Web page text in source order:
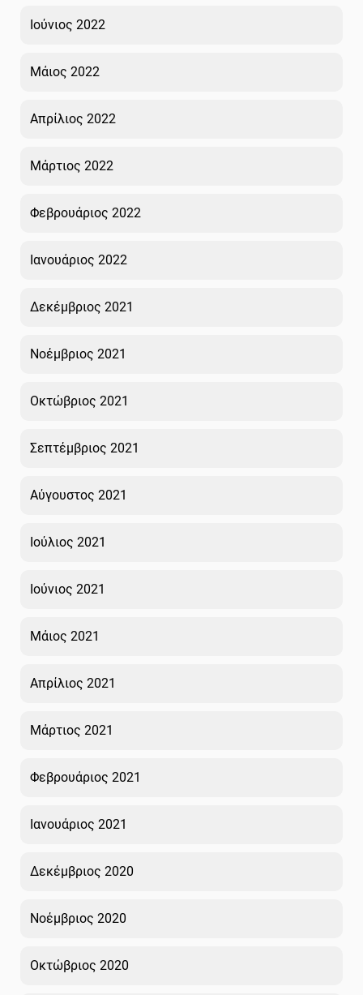
Ιούνιος 2022
Μάιος 2022
Απρίλιος 2022
Μάρτιος 2022
Φεβρουάριος 2022
Ιανουάριος 2022
Δεκέμβριος 2021
Νοέμβριος 2021
Οκτώβριος 2021
Σεπτέμβριος 2021
Αύγουστος 2021
Ιούλιος 2021
Ιούνιος 2021
Μάιος 2021
Απρίλιος 2021
Μάρτιος 2021
Φεβρουάριος 2021
Ιανουάριος 2021
Δεκέμβριος 2020
Νοέμβριος 2020
Οκτώβριος 2020